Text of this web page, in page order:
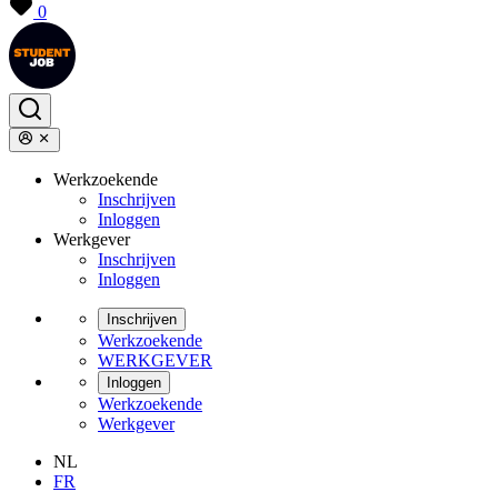
0
Werkzoekende
Inschrijven
Inloggen
Werkgever
Inschrijven
Inloggen
Inschrijven
Werkzoekende
WERKGEVER
Inloggen
Werkzoekende
Werkgever
NL
FR